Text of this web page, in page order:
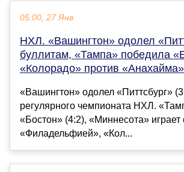
05:00, 27 Янв
НХЛ. «Вашингтон» одолел
буллитам, «Тампа» победила
«Колорадо» против «Анахайма»
«Вашингтон» одолел «Питтсбург»
регулярного чемпионата НХЛ.
«Бостон» (4:2), «Миннесота» играет
«Филадельфией», «Кол...